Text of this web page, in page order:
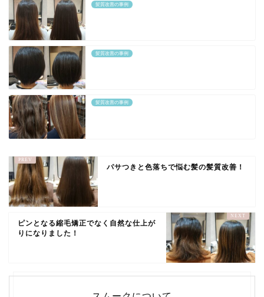
髪質改善の事例
髪質改善の事例
髪質改善の事例
パサつきと色落ちで悩む髪の髪質改善！
ピンとなる縮毛矯正でなく自然な仕上が
りになりました！